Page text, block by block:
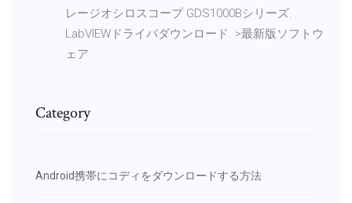
レージオシロスコープ GDS1000Bシリーズ.
LabVIEWドライバダウンロード. >最新版ソフトウ
ェア
Category
Android携帯にコディをダウンロードする方法